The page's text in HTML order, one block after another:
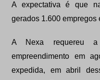
A expectativa é que
gerados 1.600 empregos
A Nexa requereu
empreendimento em
expedida, em abril